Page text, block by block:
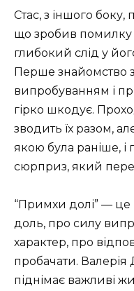
Стас, з іншого
що зробив
глибокий слід у
Перше знайомство
випробуванням і
гірко шкодує.
зводить їх разом,
якою була раніше, і
сюрприз, який
“Примхи долі” — це
доль, про силу
характер, про
пробачати.
піднімає важливі